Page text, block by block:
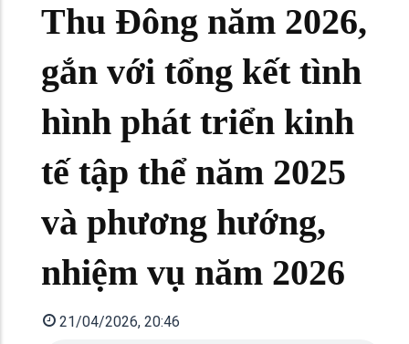
Thu Đông năm 2026,
gắn với tổng kết tình
hình phát triển kinh
tế tập thể năm 2025
và phương hướng,
nhiệm vụ năm 2026
21/04/2026, 20:46